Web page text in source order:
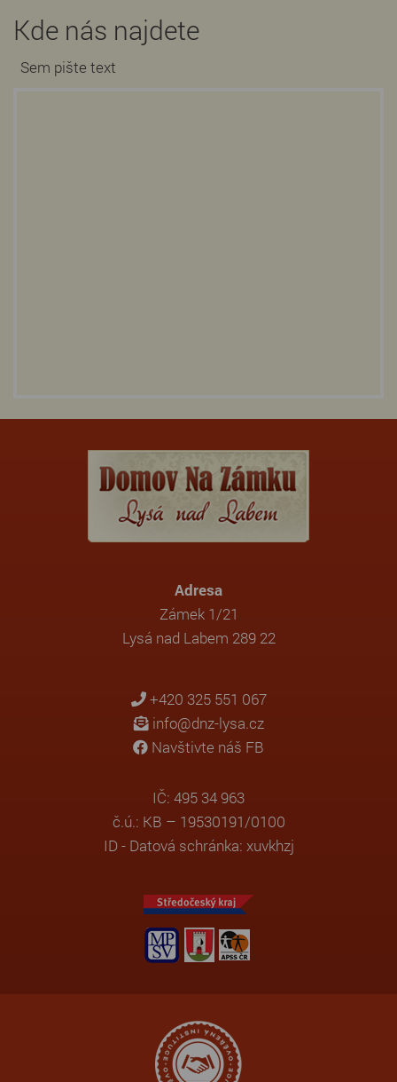
Kde nás najdete
Sem pište text
Adresa
Zámek 1/21
Lysá nad Labem 289 22
+420 325 551 067
info@dnz-lysa.cz
Navštivte náš FB
IČ: 495 34 963
č.ú.: KB – 19530191/0100
ID - Datová schránka: xuvkhzj